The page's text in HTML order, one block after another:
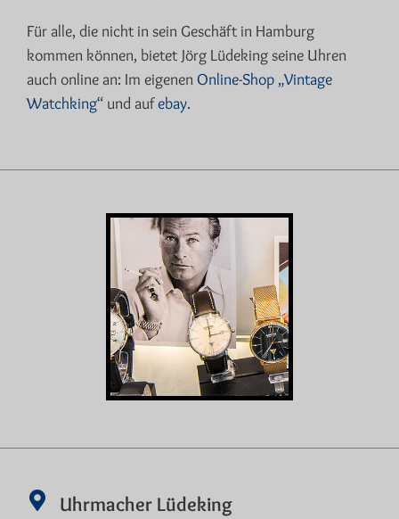
Für alle, die nicht in sein Geschäft in Hamburg
kommen können, bietet Jörg Lüdeking seine Uhren
auch online an: Im eigenen Online-Shop „Vintage
Watchking“ und aufebay.
Uhrmacher Lüdeking